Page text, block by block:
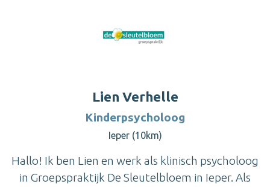
Lien Verhelle
Kinderpsycholoog
Ieper (10km)
Hallo! Ik ben Lien en werk als klinisch psycholoog
in Groepspraktijk De Sleutelbloem in Ieper. Als